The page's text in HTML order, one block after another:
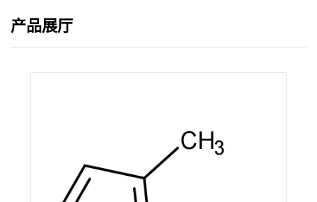
产品展厅